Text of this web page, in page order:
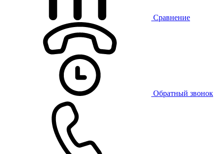
Сравнение
Обратный звонок